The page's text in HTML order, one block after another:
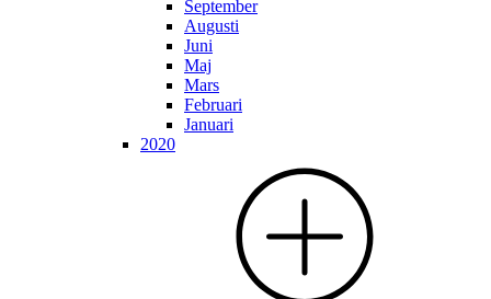
September
Augusti
Juni
Maj
Mars
Februari
Januari
2020